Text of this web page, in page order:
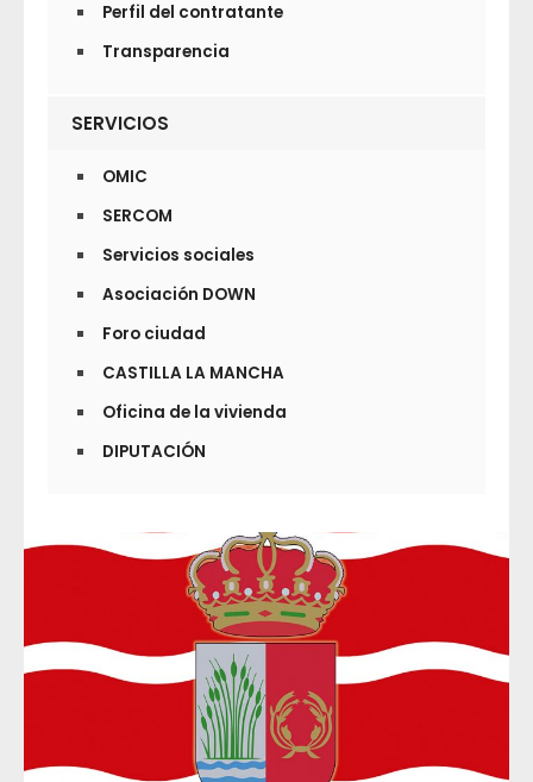
Perfil del contratante
Transparencia
SERVICIOS
OMIC
SERCOM
Servicios sociales
Asociación DOWN
Foro ciudad
CASTILLA LA MANCHA
Oficina de la vivienda
DIPUTACIÓN